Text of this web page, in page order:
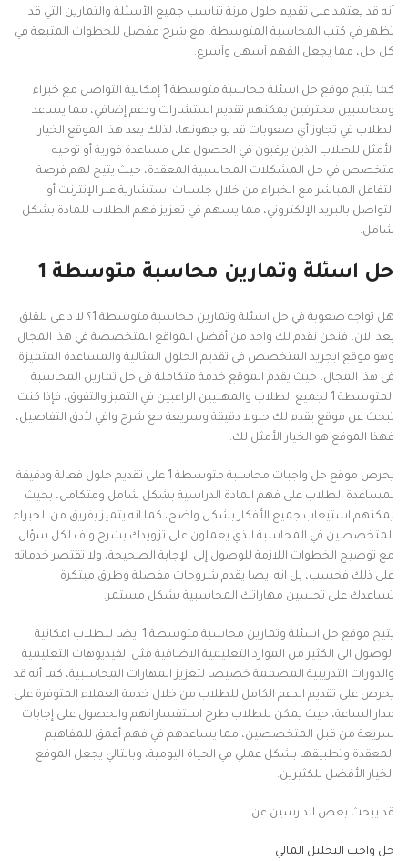
أنه قد يعتمد على تقديم حلول مرنة تناسب جميع الأسئلة والتمارين التي قد
تظهر في كتب المحاسبة المتوسطة، مع شرح مفصل للخطوات المتبعة في
كل حل، مما يجعل الفهم أسهل وأسرع.
كما يتيح موقع حل اسئلة محاسبة متوسطة 1 إمكانية التواصل مع خبراء
ومحاسبين محترفين يمكنهم تقديم استشارات ودعم إضافي، مما يساعد
الطلاب في تجاوز أي صعوبات قد يواجهونها، لذلك يعد هذا الموقع الخيار
الأمثل للطلاب الذين يرغبون في الحصول على مساعدة فورية أو توجيه
متخصص في حل المشكلات المحاسبية المعقدة، حيث يتيح لهم فرصة
التفاعل المباشر مع الخبراء من خلال جلسات استشارية عبر الإنترنت أو
التواصل بالبريد الإلكتروني، مما يسهم في تعزيز فهم الطلاب للمادة بشكل
شامل.
حل اسئلة وتمارين محاسبة متوسطة 1
هل تواجه صعوبة في حل اسئلة وتمارين محاسبة متوسطة 1؟ لا داعى للقلق
بعد الان، فنحن نقدم لك واحد من أفضل المواقع المتخصصة في هذا المجال
وهو موقع ابجريد المتخصص في تقديم الحلول المثالية والمساعدة المتميزة
في هذا المجال، حيث يقدم الموقع خدمة متكاملة في حل تمارين المحاسبة
المتوسطة 1 لجميع الطلاب والمهنيين الراغبين في التميز والتفوق، فإذا كنت
تبحث عن موقع يقدم لك حلولا دقيقة وسريعة مع شرح وافي لأدق التفاصيل،
فهذا الموقع هو الخيار الأمثل لك.
يحرص موقع حل واجبات محاسبة متوسطة 1 على تقديم حلول فعالة ودقيقة
لمساعدة الطلاب على فهم المادة الدراسية بشكل شامل ومتكامل، بحيث
يمكنهم استيعاب جميع الأفكار بشكل واضح، كما انه يتميز بفريق من الخبراء
المتخصصين في المحاسبة الذي يعملون على تزويدك بشرح واف لكل سؤال
مع توضيح الخطوات اللازمة للوصول إلى الإجابة الصحيحة، ولا تقتصر خدماته
على ذلك فحسب، بل انه ايضا يقدم شروحات مفصلة وطرق مبتكرة
تساعدك على تحسين مهاراتك المحاسبية بشكل مستمر.
يتيح موقع حل اسئلة وتمارين محاسبة متوسطة 1 ايضا للطلاب امكانية
الوصول الى الكثير من الموارد التعليمية الاضافية مثل الفيديوهات التعليمية
والدورات التدريبية المصممة خصيصا لتعزيز المهارات المحاسبية، كما أنه قد
يحرص على تقديم الدعم الكامل للطلاب من خلال خدمة العملاء المتوفرة على
مدار الساعة، حيث يمكن للطلاب طرح استفساراتهم والحصول على إجابات
سريعة من قبل المتخصصين، مما يساعدهم في فهم أعمق للمفاهيم
المعقدة وتطبيقها بشكل عملي في الحياة اليومية، وبالتالي يجعل الموقع
الخيار الأفضل للكثيرين.
قد يبحث بعض الدارسين عن:
حل واجب التحليل المالي